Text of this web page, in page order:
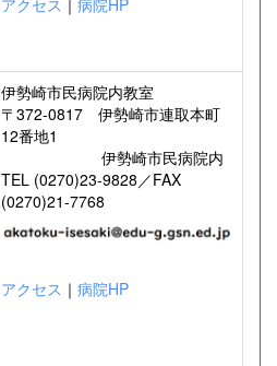
伊勢崎市民病院内教室
〒372-0817 伊勢崎市連取本町
12番地1
伊勢崎市民病院内
TEL (0270)23-9828／FAX
(0270)21-7768
アクセス ｜ 病院HP